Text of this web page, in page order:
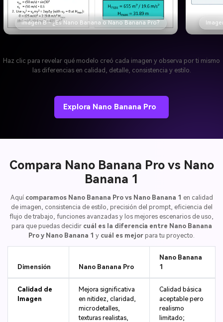
Imagen C - ¿Es Nano Banana o Nano Banana Pro?
Haz clic para revelar qué modelo creó cada imagen y observa por ti mismo
las diferencias en calidad, detalle, consistencia y estilo.
Explora Nano Banana Pro
Compara Nano Banana Pro vs Nano
Banana 1
Aquí comparamos Nano Banana Pro vs Nano Banana 1 en calidad
de imagen, consistencia de estilo, precisión del prompt, eficiencia del
flujo de trabajo, funciones avanzadas y los mejores escenarios de uso,
para que puedas decidir cuál es la diferencia entre Nano Banana
Pro y Nano Banana 1 y cuál es mejor para tu proyecto.
Dimensión Nano Banana Pro
Nano Banana
1
Calidad de
Imagen
Mejora significativa
en nitidez, claridad,
microdetalles,
texturas realistas,
Calidad básica
aceptable pero
realismo
limitado;